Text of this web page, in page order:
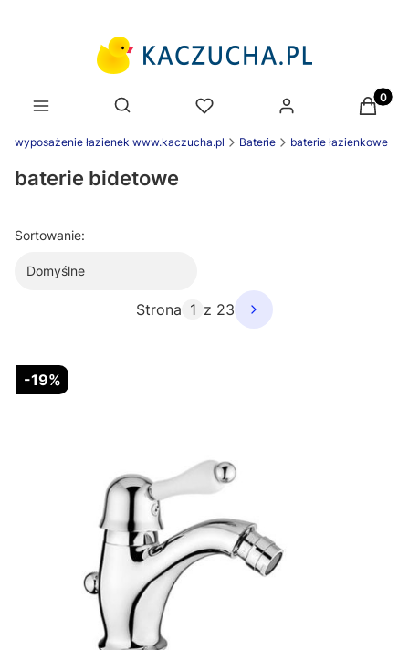
Otwórz wyszukiwarkę
wyposażenie łazienek www.kaczucha.pl Baterie baterie łazienkowe
baterie bidetowe
Sortowanie:
Domyślne
Strona z 23
-19%